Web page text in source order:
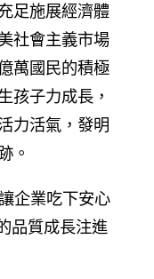
足施展經濟體
社會主義市場
萬國民的積極
孩子力成長，
力活氣，發明
。
企業吃下安心
品質成長注進